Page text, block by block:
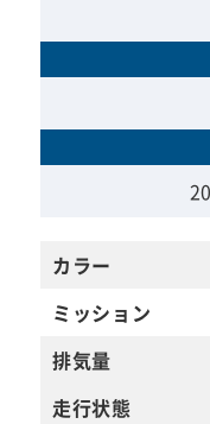
カラー
ミッション
排気量
走行状態